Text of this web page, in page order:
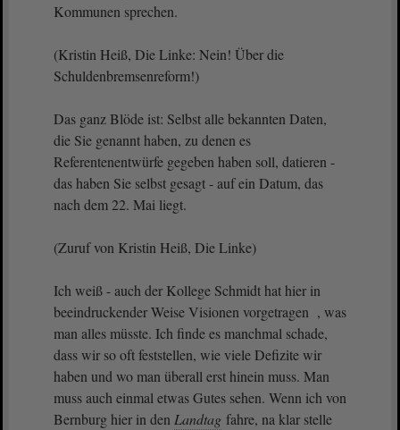
Kommunen sprechen.
(Kristin Heiß, Die Linke: Nein! Über die
Schuldenbremsenreform!)
Das ganz Blöde ist: Selbst alle bekannten Daten,
die Sie genannt haben, zu denen es
Referentenentwürfe gegeben haben soll, datieren -
das haben Sie selbst gesagt - auf ein Datum, das
nach dem 22. Mai liegt.
(Zuruf von Kristin Heiß, Die Linke)
Ich weiß - auch der Kollege Schmidt hat hier in
beeindruckender Weise Visionen vorgetragen , was
man alles müsste. Ich finde es manchmal schade,
dass wir so oft feststellen, wie viele Defizite wir
haben und wo man überall erst hinein muss. Man
muss auch einmal etwas Gutes sehen. Wenn ich von
Bernburg hier in den Landtag fahre, na klar stelle